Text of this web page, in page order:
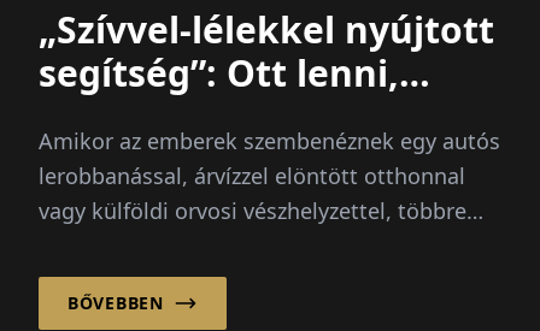
„Szívvel-lélekkel nyújtott
segítség”: Ott lenni,
szükség van rá
Amikor az emberek szembenéznek egy autós
lerobbanással, árvízzel elöntött otthonnal
vagy külföldi orvosi vészhelyzettel, többre
biztosítékra, útmutatásra és megbízható
támogatásra van szükségük.
BŐVEBBEN